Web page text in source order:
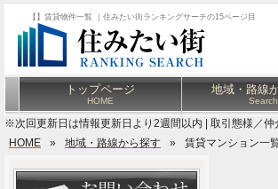
【】賃貸物件一覧 ｜住みたい街ランキングサーチの15ページ目
トップページ
HOME
地域・路線
Search
※次回更新日は情報更新日より2週間以内 | 取引態様／仲
HOME
» 地域・路線から探す » 賃貸マンション一